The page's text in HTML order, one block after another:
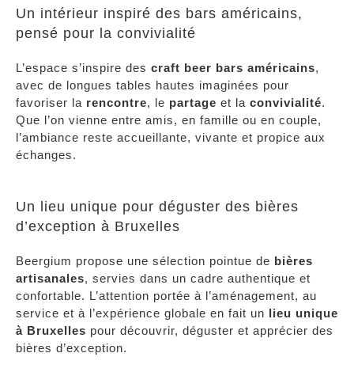
Un intérieur inspiré des bars américains,
pensé pour la convivialité
L’espace s’inspire des craft beer bars américains,
avec de longues tables hautes imaginées pour
favoriser la rencontre, le partage et la convivialité.
Que l’on vienne entre amis, en famille ou en couple,
l’ambiance reste accueillante, vivante et propice aux
échanges.
Un lieu unique pour déguster des bières
d’exception à Bruxelles
Beergium propose une sélection pointue de bières
artisanales, servies dans un cadre authentique et
confortable. L’attention portée à l’aménagement, au
service et à l’expérience globale en fait un lieu unique
à Bruxelles pour découvrir, déguster et apprécier des
bières d’exception.